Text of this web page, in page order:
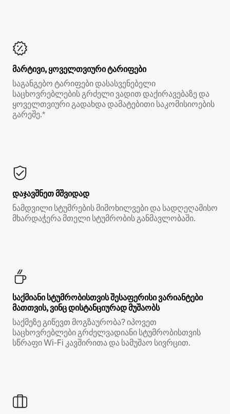
მარტივი, ყოველთვიური ტარიფები
საგანგებო ტარიფები დასასვენებელი
საცხოვრებლების გრძელი ვადით დაქირავებაზე და
ყოველთვიური გადახდა დამატებითი საკომისიოების
გარეშე.*
დაჯავშნეთ მშვიდად
ნამდვილი სტუმრების მიმოხილვები და სადღეღამისო
მხარდაჭერა მთელი სტუმრობის განმავლობაში.
საქმიანი სტუმრობისთვის შესაფერისი ვარიანტები
მათთვის, ვინც დისტანციურად მუშაობს
საქმეზე გიწევთ მოგზაურობა? იპოვეთ
საცხოვრებლები გრძელვადიანი სტუმრობისთვის
სწრაფი Wi‑Fi კავშირითა და სამუშაო სივრცით.